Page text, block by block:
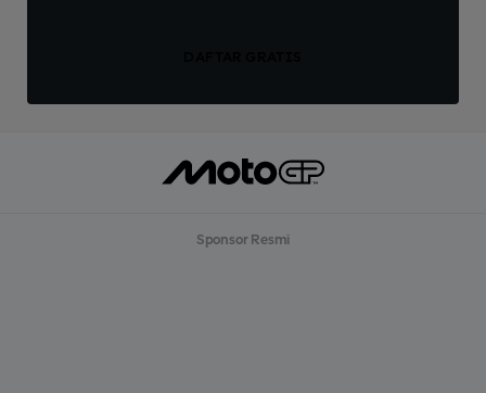
Sponsor Resmi